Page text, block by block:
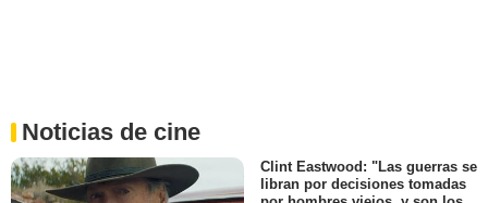
Noticias de cine
Clint Eastwood: "Las guerras se
libran por decisiones tomadas